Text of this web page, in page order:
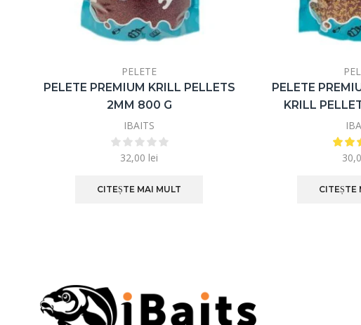
PELETE
PELETE PREMIUM KRILL PELLETS
2MM 800 G
IBAITS
32,00 lei
CITEȘTE MAI MULT
PELETE
KRILL
CITEȘTE